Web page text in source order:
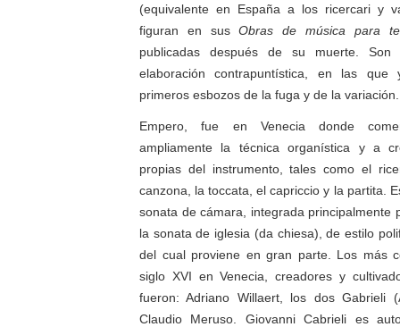
(equivalente en España a los ricercari y
figuran en susObras de música para
publicadas después de su muerte. Son
elaboración contrapuntística, en las
primeros esbozos de la fuga y de la variación.
Empero, fue en Venecia donde
ampliamente la técnica organística y a
propias del instrumento, tales como el
canzona, la toccata, el capriccio y la partita.
sonata de cámara, integrada principalmente
la sonata de iglesia (da chiesa), de estilo
del cual proviene en gran parte. Los más
siglo XVI en Venecia, creadores y
fueron: Adriano Willaert, los dos Gabrieli
Claudio Meruso. Giovanni Cabrieli es